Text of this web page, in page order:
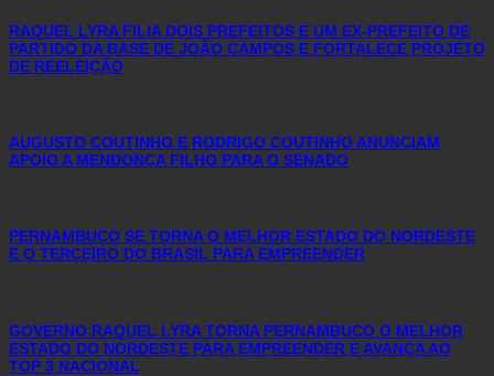
RAQUEL LYRA FILIA DOIS PREFEITOS E UM EX-PREFEITO DE
PARTIDO DA BASE DE JOÃO CAMPOS E FORTALECE PROJETO
DE REELEIÇÃO
AUGUSTO COUTINHO E RODRIGO COUTINHO ANUNCIAM
APOIO A MENDONÇA FILHO PARA O SENADO
PERNAMBUCO SE TORNA O MELHOR ESTADO DO NORDESTE
E O TERCEIRO DO BRASIL PARA EMPREENDER
GOVERNO RAQUEL LYRA TORNA PERNAMBUCO O MELHOR
ESTADO DO NORDESTE PARA EMPREENDER E AVANÇA AO
TOP 3 NACIONAL